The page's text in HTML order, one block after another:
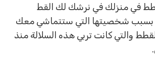
في منزلك في نرشك لك القط
شخصيتها التي ستتماشي معك
والتي كانت تربي هذه السلالة منذ